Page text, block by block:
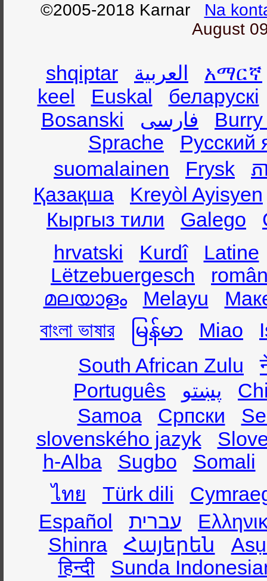
©2005-2018 Karnar Na
August
shqiptar العربية
አማርኛ
keel
Euskal
беларускі
Bosanski
فارسی
Sprache
Русский
suomalainen
Frysk
ភ
Қазақша
Kreyòl Ayisyen
Кыргыз тили
Galego
hrvatski
Kurdî
Latine
Lëtzebuergesch
മലയാളം
Melayu
বাংলা ভাষার
မြန်မာ Miao
South African Zulu
Português
پښتو
Samoa
Српски
slovenského jazyk
h-Alba
Sugbo
Somali
ไทย
Türk dili
Español
עברית
Shinra
Հայերեն
हिन्दी
Sunda